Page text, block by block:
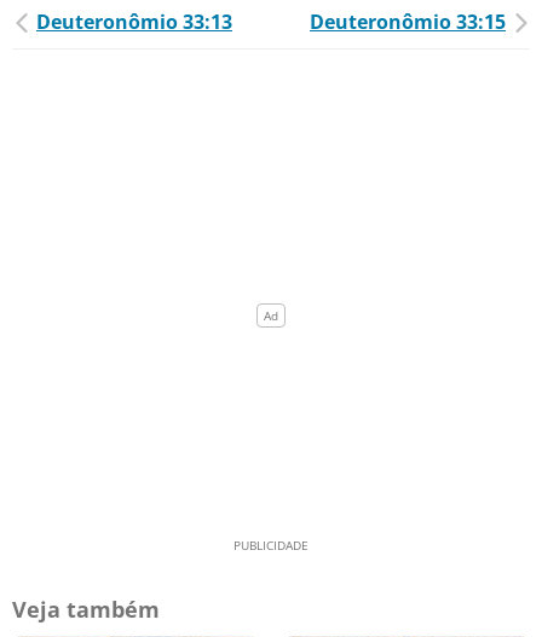
Deuteronômio 33:13 Deuteronômio 33:15
Veja também